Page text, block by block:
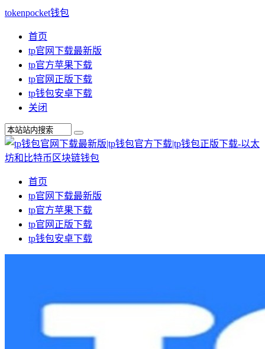
tokenpocket钱包
首页
tp官网下载最新版
tp官方苹果下载
tp官网正版下载
tp钱包安卓下载
关闭
首页
tp官网下载最新版
tp官方苹果下载
tp官网正版下载
tp钱包安卓下载